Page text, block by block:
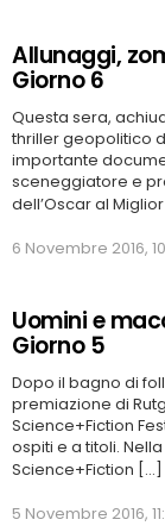
Allunaggi,
Giorno 6
Questa sera,
thriller geopolitico
importante
sceneggiatore e
dell’Oscar al
6 Novembre 2016,
Uomini e
Giorno 5
Dopo il bagno di
premiazione di
Science+Fiction
ospiti e a titoli.
Science+Fiction […]
5 Novembre 2016,